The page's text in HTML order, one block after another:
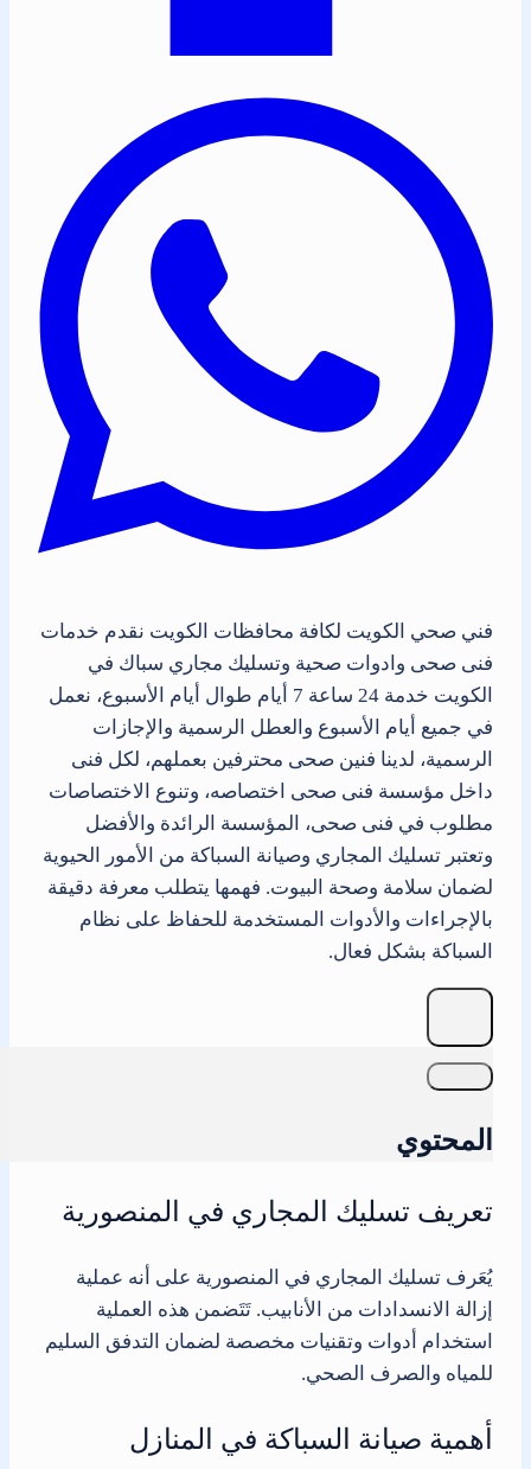
فني صحي الكويت لكافة محافظات الكويت نقدم خدمات
فنى صحى وادوات صحية وتسليك مجاري سباك في
الكويت خدمة 24 ساعة 7 أيام طوال أيام الأسبوع، نعمل
في جميع أيام الأسبوع والعطل الرسمية والإجازات
الرسمية، لدينا فنين صحى محترفين بعملهم، لكل فنى
داخل مؤسسة فنى صحى اختصاصه، وتنوع الاختصاصات
مطلوب في فنى صحى، المؤسسة الرائدة والأفضل
وتعتبر تسليك المجاري وصيانة السباكة من الأمور الحيوية
لضمان سلامة وصحة البيوت. فهمها يتطلب معرفة دقيقة
بالإجراءات والأدوات المستخدمة للحفاظ على نظام
السباكة بشكل فعال.
المحتوي
تعريف تسليك المجاري في المنصورية
يُعَرف تسليك المجاري في المنصورية على أنه عملية
إزالة الانسدادات من الأنابيب. تَتَضمن هذه العملية
استخدام أدوات وتقنيات مخصصة لضمان التدفق السليم
للمياه والصرف الصحي.
أهمية صيانة السباكة في المنازل